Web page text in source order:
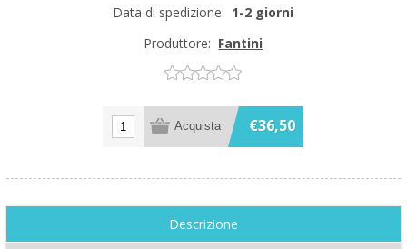
Data di spedizione: 1-2 giorni
Produttore: Fantini
€36,50
Descrizione